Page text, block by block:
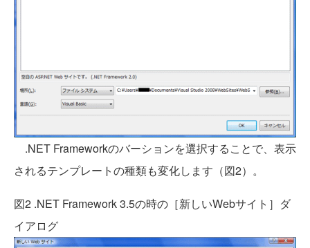
.NET Frameworkのバーションを選択することで、表示
されるテンプレートの種類も変化します（図2）。
図2 .NET Framework 3.5の時の［新しいWebサイト］ダ
イアログ